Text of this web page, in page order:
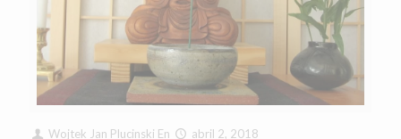
Wojtek Jan Plucinski En abril 2, 2018